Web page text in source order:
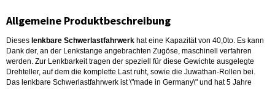
Allgemeine Produktbeschreibung
Dieses lenkbare Schwerlastfahrwerk hat eine Kapazität von 40,0to. Es kann
Dank der, an der Lenkstange angebrachten Zugöse, maschinell verfahren
werden. Zur Lenkbarkeit tragen der speziell für diese Gewichte ausgelegte
Drehteller, auf dem die komplette Last ruht, sowie die Juwathan-Rollen bei.
Das lenkbare Schwerlastfahrwerk ist \"made in Germany\" und hat 5 Jahre